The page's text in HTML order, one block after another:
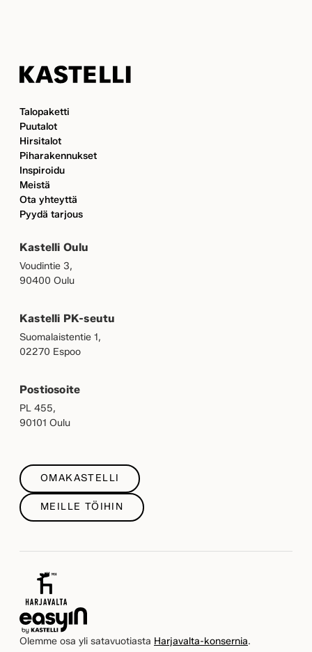
Talopaketti
Puutalot
Hirsitalot
Piharakennukset
Inspiroidu
Meistä
Ota yhteyttä
Pyydä tarjous
Kastelli Oulu
Voudintie 3,
90400 Oulu
Kastelli PK-seutu
Suomalaistentie 1,
02270 Espoo
Postiosoite
PL 455,
90101 Oulu
OMAKASTELLI
MEILLE TÖIHIN
Olemme osa yli satavuotiasta Harjavalta-konsernia.